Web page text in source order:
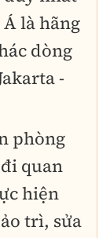
là hãng
dòng
-
phòng
quan
hiện
trì, sửa